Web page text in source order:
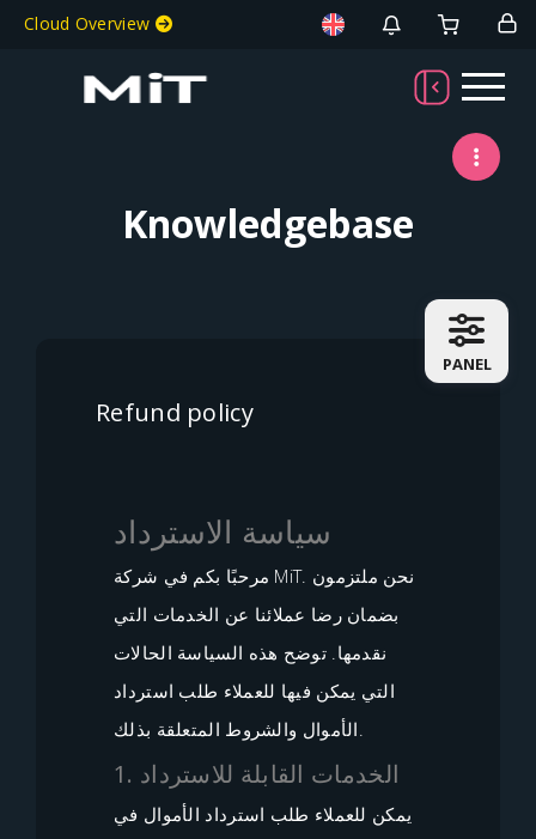
PANEL
Cloud Overview Welcome To MiT
Knowledgebase
Refund policy
سياسة الاسترداد
مرحبًا بكم في شركة MiT. نحن ملتزمون
بضمان رضا عملائنا عن الخدمات التي
نقدمها. توضح هذه السياسة الحالات
التي يمكن فيها للعملاء طلب استرداد
الأموال والشروط المتعلقة بذلك.
1. الخدمات القابلة للاسترداد
يمكن للعملاء طلب استرداد الأموال في